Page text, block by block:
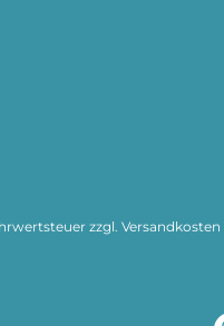
zzgl. Versandkosten